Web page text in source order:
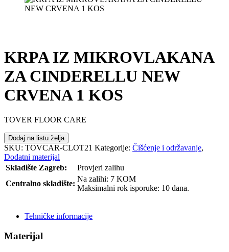
KRPA IZ MIKROVLAKANA
ZA CINDERELLU NEW
CRVENA 1 KOS
TOVER FLOOR CARE
Dodaj na listu želja
SKU: TOVCAR-CLOT21 Kategorije: Čišćenje i održavanje,
Dodatni materijal
Skladište Zagreb:
Provjeri zalihu
Centralno skladište:
Na zalihi: 7 KOM
Maksimalni rok isporuke: 10 dana.
Tehničke informacije
Materijal